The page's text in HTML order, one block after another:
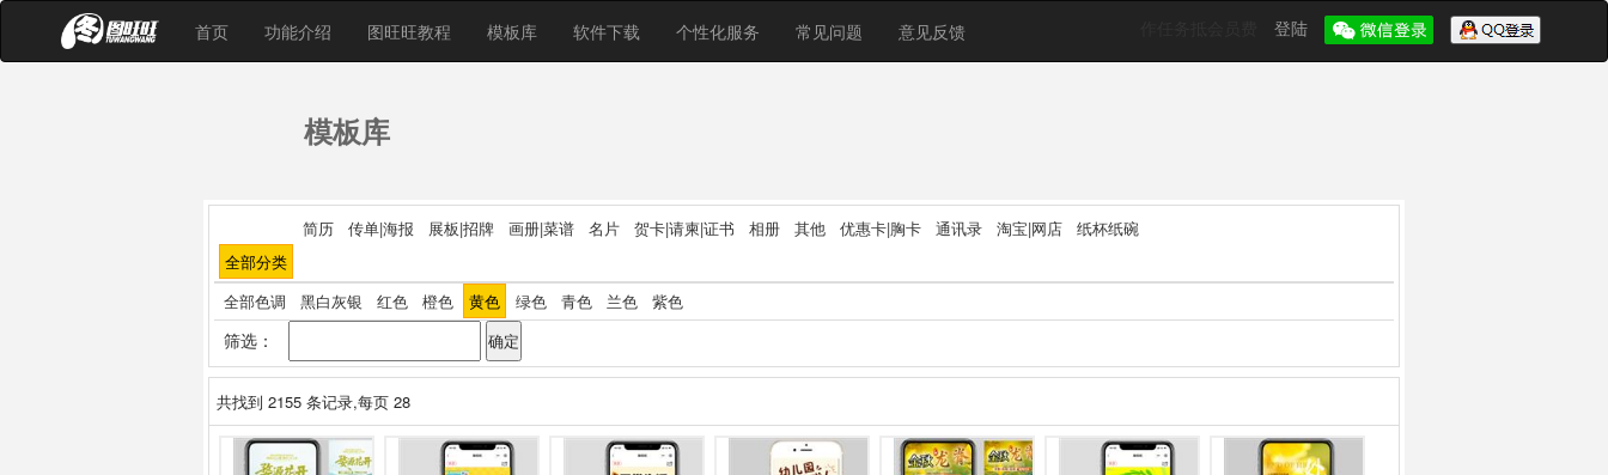
首页 功能介绍 图旺旺教程 模板库 软件下载 个性化服务 常见问题 意见反馈 登陆
模板库
全部分类
简历 传单|海报 展板|招牌 画册|菜谱 名片 贺卡|请柬|证书 相册 其他 优惠卡|胸卡 通讯录 淘宝|网店 纸杯纸碗
全部色调 黑白灰银 红色 橙色 黄色 绿色 青色 兰色 紫色
筛选：
共找到 2155 条记录,每页 28